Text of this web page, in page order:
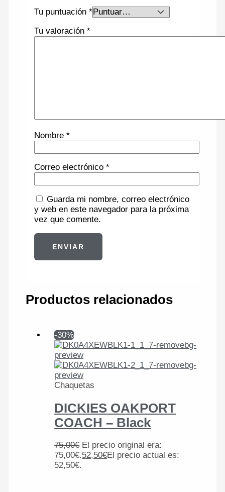
Tu puntuación*
Tu valoración*
Nombre*
Correo electrónico*
Guarda mi nombre, correo electrónico
y web en este navegador para la próxima
vez que comente.
Productos relacionados
-30%
Chaquetas
DICKIES OAKPORT
COACH – Black
75,00€ El precio original era:
75,00€.52,50€El precio actual es:
52,50€.